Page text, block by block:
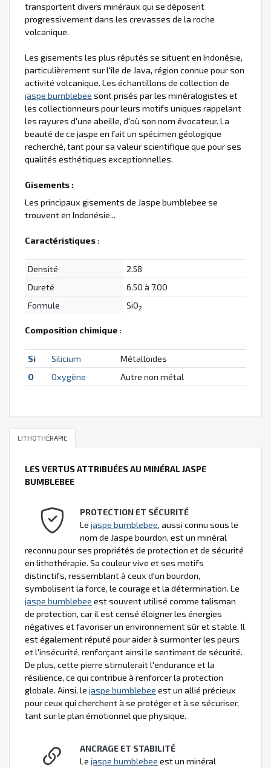
transportent divers minéraux qui se déposent
progressivement dans les crevasses de la roche
volcanique.
Les gisements les plus réputés se situent en Indonésie,
particulièrement sur l'île de Java, région connue pour son
activité volcanique. Les échantillons de collection de
jaspe bumblebee sont prisés par les minéralogistes et
les collectionneurs pour leurs motifs uniques rappelant
les rayures d'une abeille, d'où son nom évocateur. La
beauté de ce jaspe en fait un spécimen géologique
recherché, tant pour sa valeur scientifique que pour ses
qualités esthétiques exceptionnelles.
Gisements :
Les principaux gisements de Jaspe bumblebee se
trouvent en Indonésie...
Caractéristiques:
Densité
2.58
Dureté
6.50 à 7.00
Formule
SiO2
Composition chimique :
Si Silicium
Métalloïdes
O
Oxygène Autre non métal
LITHOTHÉRAPIE
LES VERTUS ATTRIBUÉES AU MINÉRAL JASPE
BUMBLEBEE
PROTECTION ET SÉCURITÉ
Le jaspe bumblebee, aussi connu sous le
nom de Jaspe bourdon, est un minéral
reconnu pour ses propriétés de protection et de sécurité
en lithothérapie. Sa couleur vive et ses motifs
distinctifs, ressemblant à ceux d'un bourdon,
symbolisent la force, le courage et la détermination. Le
jaspe bumblebee est souvent utilisé comme talisman
de protection, car il est censé éloigner les énergies
négatives et favoriser un environnement sûr et stable. Il
est également réputé pour aider à surmonter les peurs
et l'insécurité, renforçant ainsi le sentiment de sécurité.
De plus, cette pierre stimulerait l'endurance et la
résilience, ce qui contribue à renforcer la protection
globale. Ainsi, le jaspe bumblebee est un allié précieux
pour ceux qui cherchent à se protéger et à se sécuriser,
tant sur le plan émotionnel que physique.
ANCRAGE ET STABILITÉ
Le jaspe bumblebee est un minéral